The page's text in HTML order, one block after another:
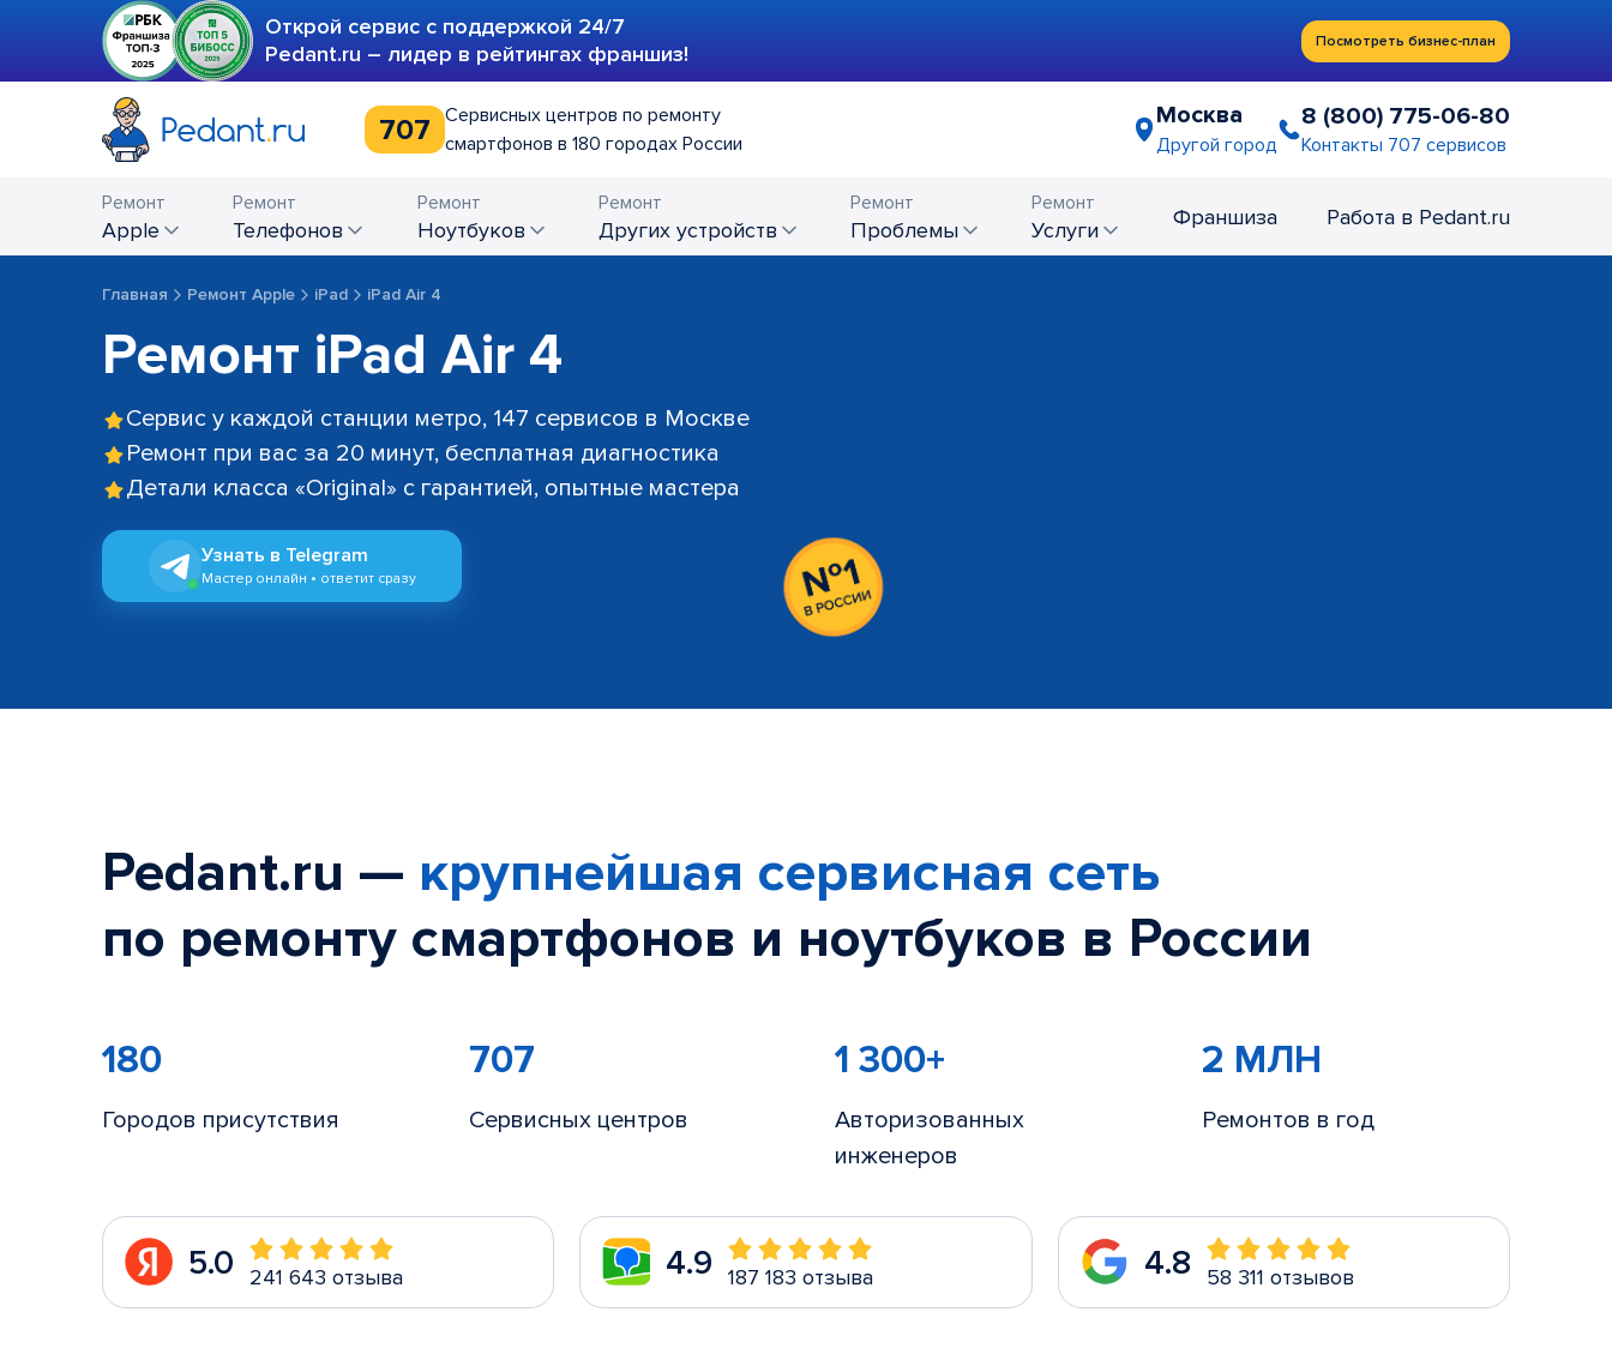
Открой сервис с поддержкой 24/7
Pedant.ru – лидер в рейтингах франшиз!
Посмотреть бизнес-план
707
Сервисных центров по ремонту
смартфонов в 180 городах России
Москва
Другой город
8 (800) 775-06-80
Контакты 707 сервисов
Ремонт
Apple
Ремонт
телефонов
Ремонт
ноутбуков
Ремонт
других устройств
Ремонт
проблемы
Ремонт
услуги Франшиза Работа в Pedant.ru
Главная Ремонт Apple iPad iPad Air 4
Ремонт iPad Air 4
Сервис у каждой станции метро, 147 сервисов в Москве
Ремонт при вас за 20 минут, бесплатная диагностика
Детали класса «Original» с гарантией, опытные мастера
Узнать в Telegram
Мастер онлайн • ответит сразу
Pedant.ru — крупнейшая сервисная сеть
по ремонту смартфонов и ноутбуков в России
180
Городов присутствия
707
Сервисных центров
1 300+
Авторизованных
инженеров
2 МЛН
Ремонтов в год
5.0 241 643 отзыва 4.9 187 183 отзыва 4.8 58 311 отзывов